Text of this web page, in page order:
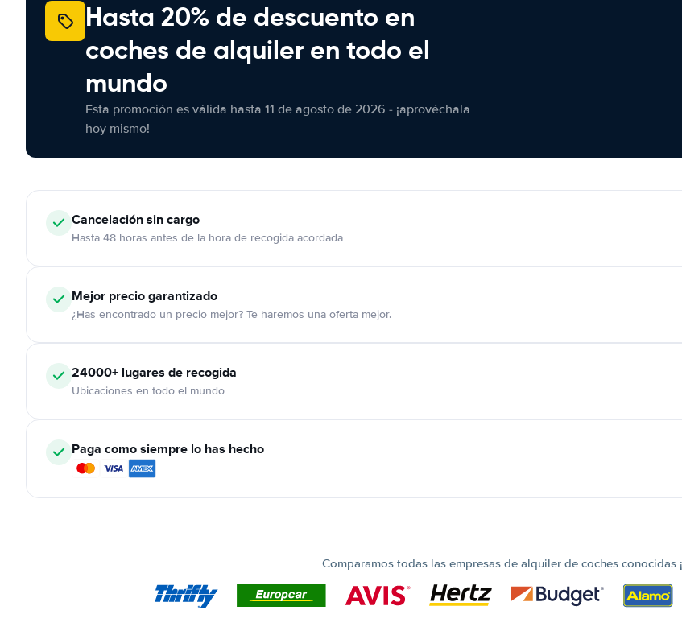
Hasta 20% de descuento en
coches de alquiler en todo el
mundo
Esta promoción es válida hasta 11 de agosto de 2026 - ¡aprovéchala
hoy mismo!
Cancelaciónsin cargo
Hasta 48 horas antes de la hora de recogida acordada
Mejor precio garantizado
¿Has encontrado un precio mejor? Te haremos una oferta mejor.
24000+ lugares de recogida
Ubicaciones en todo el mundo
Paga como siempre lo has hecho
Comparamos todas las empresas de alquiler de coches conocidas